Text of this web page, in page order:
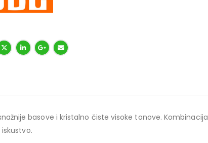
basove i kristalno čiste visoke tonove. Kombinacija